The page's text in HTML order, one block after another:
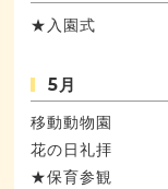
★入園式
5月
移動動物園
花の日礼拝
★保育参観